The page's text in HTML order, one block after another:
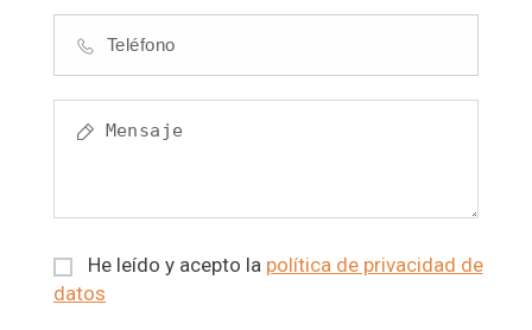
He leído y acepto la política de privacidad de
datos